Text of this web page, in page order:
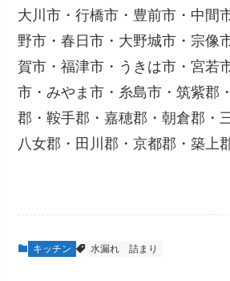
大川市・行橋市・豊前市・中間
野市・春日市・大野城市・宗像
賀市・福津市・うきは市・宮若
市・みやま市・糸島市・筑紫郡
郡・鞍手郡・嘉穂郡・朝倉郡・
八女郡・田川郡・京都郡・築上
キッチン 水漏れ 詰まり